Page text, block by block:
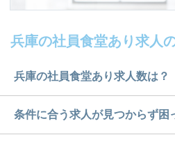
兵庫の社員食堂あり求人
兵庫の社員食堂あり求人数は？
兵庫の社員食堂あり求人数
求人があるかぜひチェックし
条件に合う求人が見つからず